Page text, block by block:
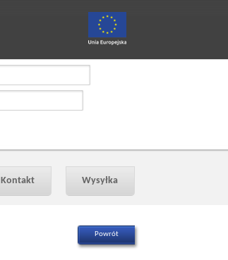
Kontakt Wysyłka